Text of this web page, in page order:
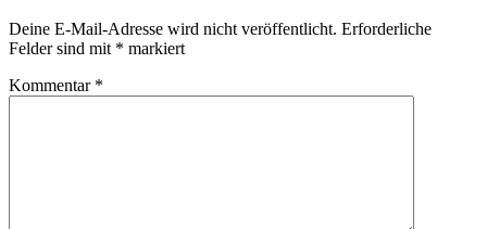
Deine E-Mail-Adresse wird nicht veröffentlicht. Erforderliche
Felder sind mit * markiert
Kommentar *